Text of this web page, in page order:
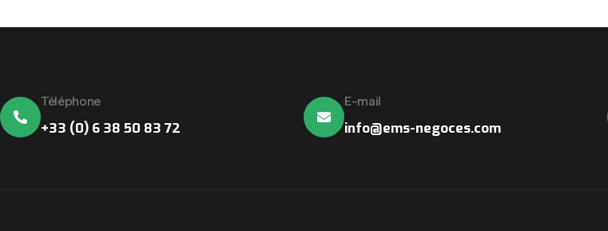
Téléphone
+33 (0) 6 38 50 83 72
E-mail
info@ems-negoces.com